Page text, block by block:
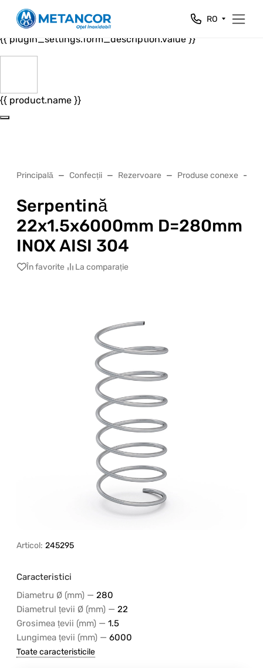
Close
{{ plugin_settings.form_header.value }}
{{ plugin_settings.form_description.value }}
{{ product.name }}
RO
Principală Confecții Rezervoare Produse conexe
Serpentină
22х1.5х6000mm D=280mm
INOX AISI 304
În favorite La comparație
Articol: 245295
Caracteristici
Diametru Ø (mm) — 280
Diametrul țevii Ø (mm) — 22
Grosimea țevii (mm) — 1.5
Lungimea țevii (mm) — 6000
Toate caracteristicile